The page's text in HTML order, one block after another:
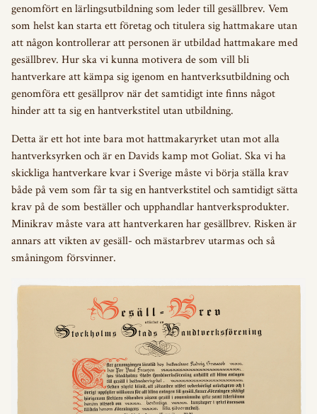
KVALITÉ & GARANTI
GESÄLLBREV & MÄSTARBREV
UTBILDNING
PÅGÅENDE PROJEKT
genomfört en lärlingsutbildning som leder till gesällbrev. Vem
som helst kan starta ett företag och titulera sig hattmakare utan
att någon kontrollerar att personen är utbildad hattmakare med
gesällbrev. Hur ska vi kunna motivera de som vill bli
hantverkare att kämpa sig igenom en hantverksutbildning och
genomföra ett gesällprov när det samtidigt inte finns något
hinder att ta sig en hantverkstitel utan utbildning.
Detta är ett hot inte bara mot hattmakaryrket utan mot alla
hantverksyrken och är en Davids kamp mot Goliat. Ska vi ha
skickliga hantverkare kvar i Sverige måste vi börja ställa krav
både på vem som får ta sig en hantverkstitel och samtidigt sätta
krav på de som beställer och upphandlar hantverksprodukter.
Minikrav måste vara att hantverkaren har gesällbrev. Risken är
annars att vikten av gesäll- och mästarbrev utarmas och så
småningom försvinner.